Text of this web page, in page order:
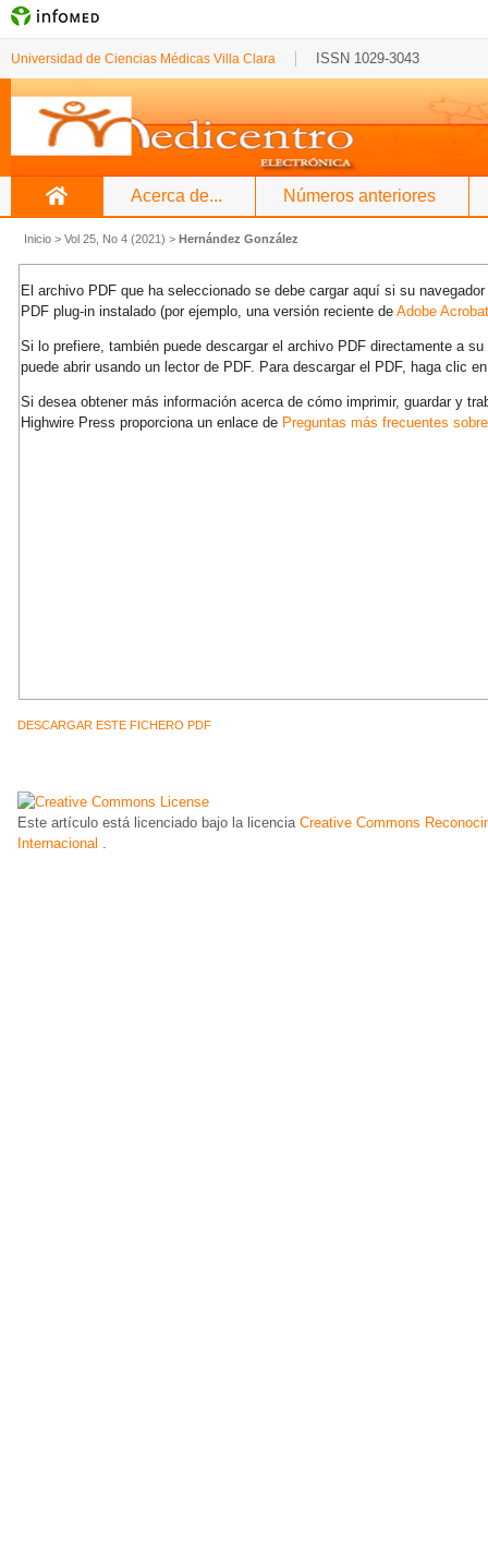
Universidad de Ciencias Médicas Villa Clara ISSN 1029-3043
Acerca de... Números anteriores
Inicio > Vol 25, No 4 (2021) > Hernández González
El archivo PDF que ha seleccionado se debe cargar aquí si su
PDF plug-in instalado (por ejemplo, una versión reciente de Adobe
Si lo prefiere, también puede descargar el archivo PDF directamente a su
puede abrir usando un lector de PDF. Para descargar el PDF, haga clic
Si desea obtener más información acerca de cómo imprimir, guardar y
Highwire Press proporciona un enlace de Preguntas más frecuentes
DESCARGAR ESTE FICHERO PDF
Este artículo está licenciado bajo la licencia Creative Commons
Internacional .